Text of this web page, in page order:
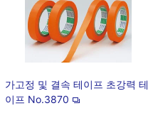
가고정 및 결속 테이프 초강력 테
이프 No.3870